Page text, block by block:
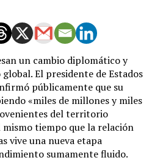
un cambio diplomático y
El presidente de Estados
públicamente que su
«miles de millones y miles
del territorio
tiempo que la relación
vive una nueva etapa
sumamente fluido.